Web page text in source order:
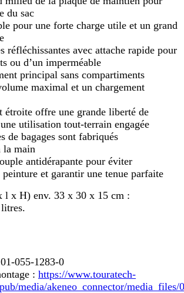
du sac
pour une forte charge utile et un grand
réfléchissantes avec attache rapide pour
ou d’un imperméable
principal sans compartiments
maximal et un chargement
étroite offre une grande liberté de
utilisation tout-terrain engagée
de bagages sont fabriqués
la main
antidérapante pour éviter
peinture et garantir une tenue parfaite
l x H) env. 33 x 30 x 15 cm :
055-1283-0
: https://www.touratech-
media/akeneo_connector/